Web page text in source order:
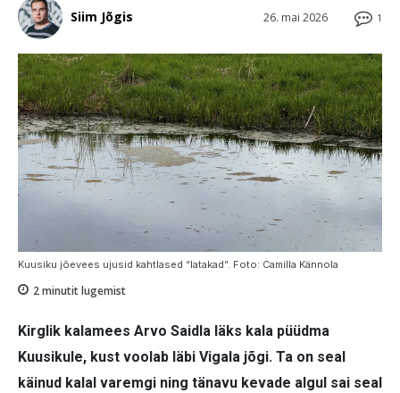
1
26. mai 2026
Siim Jõgis
Kuusiku jõevees ujusid kahtlased “latakad”. Foto: Camilla Kännola
2minutit lugemist
Kirglik kalamees Arvo Saidla läks kala püüdma
Kuusikule, kust voolab läbi Vigala jõgi. Ta on seal
käinud kalal varemgi ning tänavu kevade algul sai seal